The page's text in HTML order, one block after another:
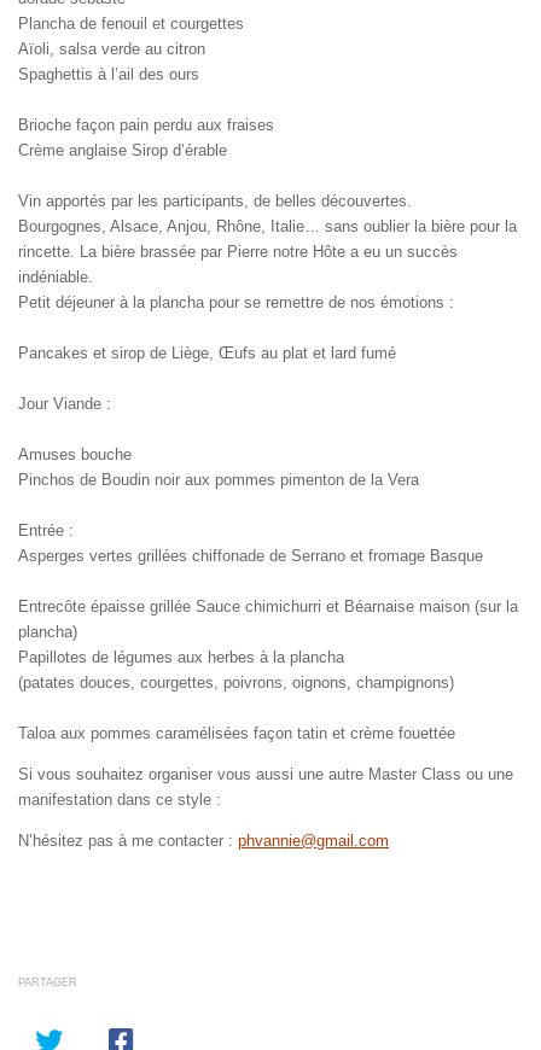
Plancha de fenouil et courgettes
Aïoli, salsa verde au citron
Spaghettis à l’ail des ours
Brioche façon pain perdu aux fraises
Crème anglaise Sirop d’érable
Vin apportés par les participants, de belles découvertes.
Bourgognes, Alsace, Anjou, Rhône, Italie… sans oublier la bière pour la
rincette. La bière brassée par Pierre notre Hôte a eu un succès
indéniable.
Petit déjeuner à la plancha pour se remettre de nos émotions :
Pancakes et sirop de Liège, Œufs au plat et lard fumé
Jour Viande :
Amuses bouche
Pinchos de Boudin noir aux pommes pimenton de la Vera
Entrée :
Asperges vertes grillées chiffonade de Serrano et fromage Basque
Entrecôte épaisse grillée Sauce chimichurri et Béarnaise maison (sur la
plancha)
Papillotes de légumes aux herbes à la plancha
(patates douces, courgettes, poivrons, oignons, champignons)
Taloa aux pommes caramélisées façon tatin et crème fouettée
Si vous souhaitez organiser vous aussi une autre Master Class ou une
manifestation dans ce style :
N’hésitez pas à me contacter : phvannie@gmail.com
PARTAGER